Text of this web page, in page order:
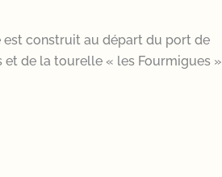
construit au départ du port de
et de la tourelle « les Fourmigues »